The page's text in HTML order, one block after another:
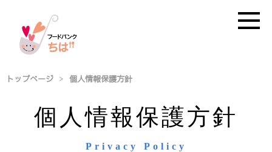
トップページ > 個人情報保護方針
個人情報保護方針
Privacy Policy